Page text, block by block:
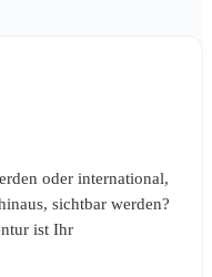
oder international,
sichtbar werden?
ist Ihr